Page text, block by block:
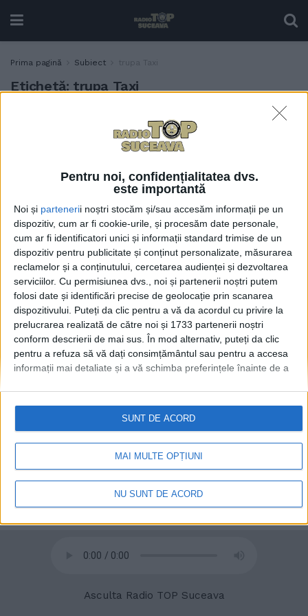
Pentru noi, confidențialitatea dvs.
este importantă
Noi și partenerii noștri stocăm și/sau accesăm informații pe un
dispozitiv, cum ar fi cookie-urile, și procesăm date personale,
cum ar fi identificatori unici și informații standard trimise de un
dispozitiv pentru publicitate și conținut personalizate, măsurarea
reclamelor și a conținutului, cercetarea audienței și dezvoltarea
serviciilor. Cu permisiunea dvs., noi și partenerii noștri putem
folosi date și identificări precise de geolocație prin scanarea
dispozitivului. Puteți da clic pentru a vă da acordul cu privire la
prelucrarea realizată de către noi și 1733 partenerii noștri
conform descrierii de mai sus. În mod alternativ, puteți da clic
pentru a refuza să vă dați consimțământul sau pentru a accesa
informații mai detaliate și a vă schimba preferințele înainte de a
retrageți consimțământul în orice moment, revenind la acest site
și făcând clic pe butonul "Confidențialitate" din partea de jos a
paginii web.
MAI MULTE OPȚIUNI
NU SUNT DE ACORD
SUNT DE ACORD
Prima pagină Subiect trupa Taxi
Etichetă: trupa Taxi
Taxi, Nightlosers și Distinct,
concerte în centrul Sucevei,
de Revelion. Boby Stroe: La
să știi muzică, trebuie să te
prezinți, pentru că îți place
oricum. Iar Taxi merită
ascultați, mai ales că ei nu
concertează foarte, foarte
des în zona asta
13 DECEMBRIE, 2024
Asculta Radio TOP Suceava